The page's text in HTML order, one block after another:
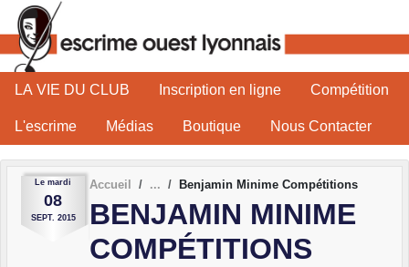
LA VIE DU CLUB Inscription en ligne Compétition
L'escrime Médias Boutique Nous Contacter
Le mardi
08
SEPT. 2015
Accueil Benjamin Minime Compétitions
BENJAMIN MINIME
COMPÉTITIONS
Panneau de gestion des cookies